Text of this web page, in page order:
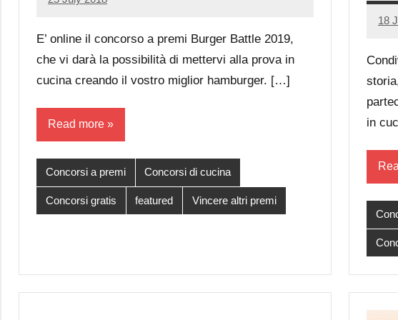
Luca
No
E’ online il concorso a premi Burger Battle 2019,
che vi darà la possibilità di mettervi alla prova in
cucina creando il vostro miglior hamburger. […]
Read more
Concorsi a premi Concorsi di cucina
Concorsi gratis featured Vincere altri premi
18
No
in